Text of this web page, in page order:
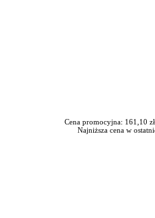
Cena promocyjna: 161,10 zł
Najniższa cena w